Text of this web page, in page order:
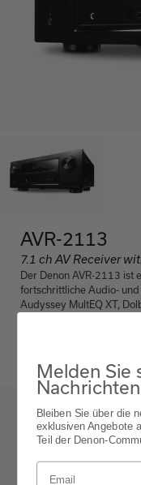
AVR-2113
7.1 ch AV Receiver
Der Denon AVR-2113 ist
fortschrittliche Audio-
Audyssey MultEQ XT,
Netzwerkverbindungen
immersives Surround-
Black
Details
Melden Sie
Bleiben Sie über die
exklusiven Angebote
Teil der Denon-